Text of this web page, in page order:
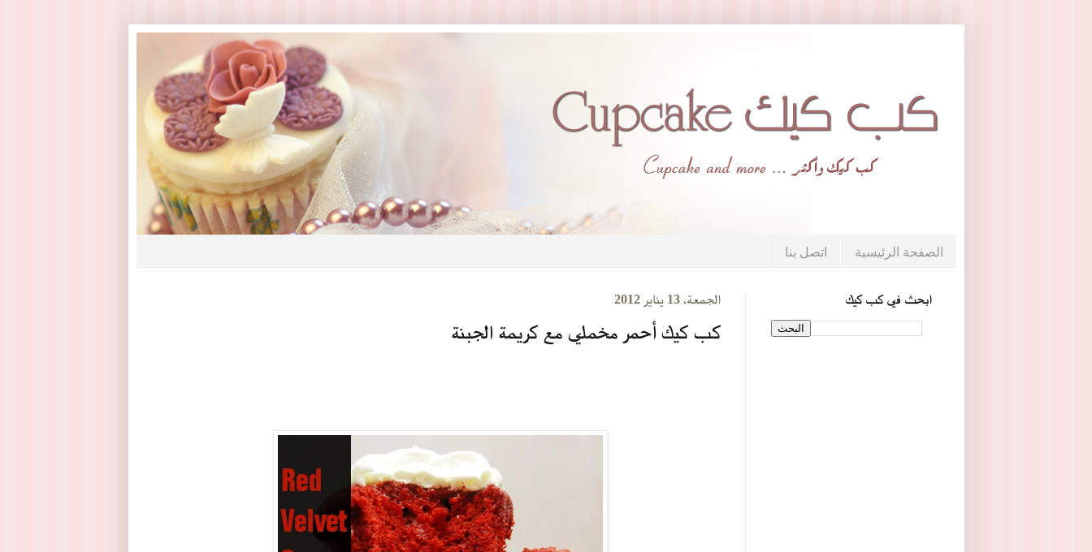
الصفحة الرئيسية اتصل بنا
الجمعة، 13 يناير 2012
كب كيك أحمر مخملي مع كريمة الجبنة
ابحث في كب كيك